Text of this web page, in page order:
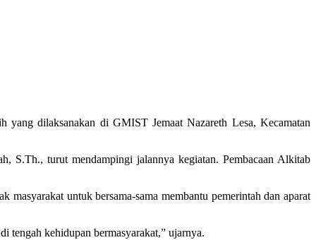
dilaksanakan di GMIST Jemaat Nazareth Lesa, Kecamatan
S.Th., turut mendampingi jalannya kegiatan. Pembacaan Alkitab
masyarakat untuk bersama-sama membantu pemerintah dan aparat
tengah kehidupan bermasyarakat,” ujarnya.